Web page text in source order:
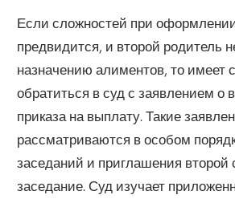
Если сложностей при
предвидится, и второй родитель
назначению алиментов, то имеет
обратиться в суд с заявлением о
приказа на выплату. Такие
рассматриваются в особом
заседаний и приглашения второй
заседание. Суд изучает